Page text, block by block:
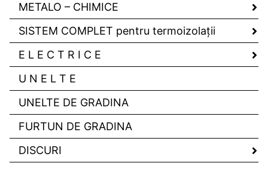
METALO – CHIMICE
SISTEM COMPLET pentru termoizolaţii
E L E C T R I C E
U N E L T E
UNELTE DE GRADINA
FURTUN DE GRADINA
DISCURI